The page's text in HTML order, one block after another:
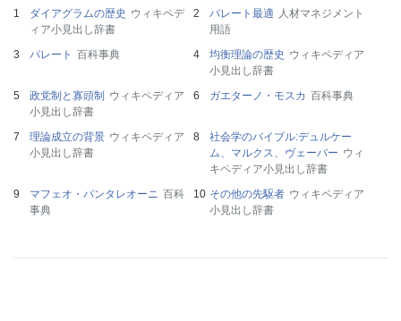
ダイアグラムの歴史 ウィキペデ
ィア小見出し辞書
パレート最適
人材マネジメント
用語
パレート 百科事典 均衡理論の歴史 ウィキペディア
小見出し辞書
政党制と寡頭制 ウィキペディア
小見出し辞書
ガエターノ・モスカ 百科事典
理論成立の背景 ウィキペディア
小見出し辞書
社会学のバイブル:デュルケー
ム、マルクス、ヴェーバー ウィ
キペディア小見出し辞書
マフェオ・パンタレオーニ 百科
事典
その他の先駆者 ウィキペディア
小見出し辞書